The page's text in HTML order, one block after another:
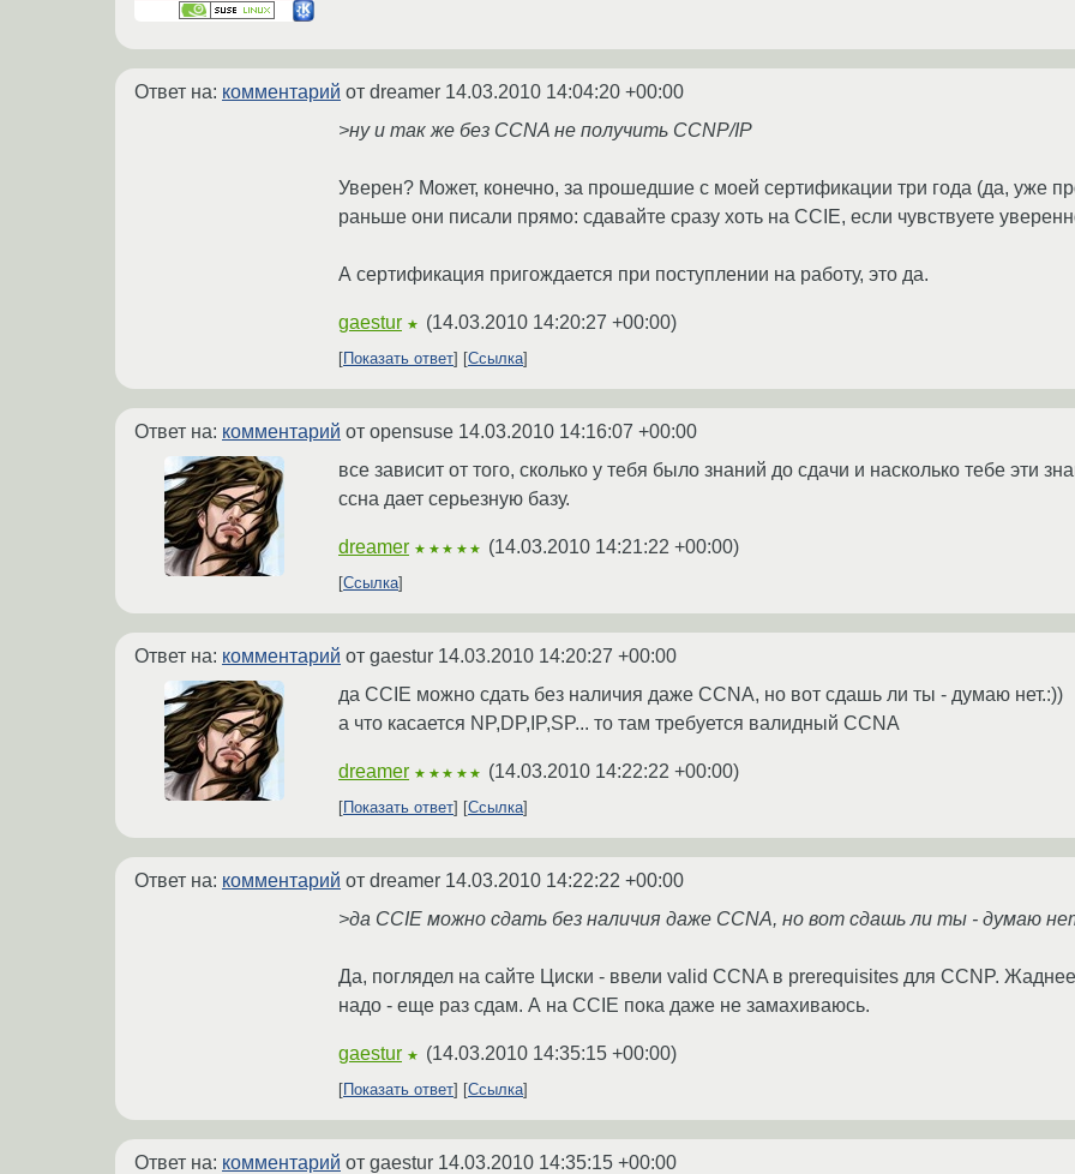
Ответ на: комментарий от dreamer 14.03.2010 14:04:20 +00:00
>ну и так же без CCNA не получить CCNP/IP
Уверен? Может, конечно, за прошедшие с моей сертификации три года (да, уже
раньше они писали прямо: сдавайте сразу хоть на CCIE, если чувствуете
А сертификация пригождается при поступлении на работу, это да.
gaestur ★ (14.03.2010 14:20:27 +00:00)
Показать ответ Ссылка
Ответ на: комментарий от opensuse 14.03.2010 14:16:07 +00:00
все зависит от того, сколько у тебя было знаний до сдачи и насколько тебе эти
ссна дает серьезную базу.
dreamer ★★★★★ (14.03.2010 14:21:22 +00:00)
Ссылка
Ответ на: комментарий от gaestur 14.03.2010 14:20:27 +00:00
да CCIE можно сдать без наличия даже CCNA, но вот сдашь ли ты - думаю нет.:))
а что касается NP,DP,IP,SP... то там требуется валидный CCNA
dreamer ★★★★★ (14.03.2010 14:22:22 +00:00)
Показать ответ Ссылка
Ответ на: комментарий от dreamer 14.03.2010 14:22:22 +00:00
>да CCIE можно сдать без наличия даже CCNA, но вот сдашь ли ты - думаю
Да, поглядел на сайте Циски - ввели valid CCNA в prerequisites для CCNP.
надо - еще раз сдам. А на CCIE пока даже не замахиваюсь.
gaestur ★ (14.03.2010 14:35:15 +00:00)
Показать ответ Ссылка
Ответ на: комментарий от gaestur 14.03.2010 14:35:15 +00:00